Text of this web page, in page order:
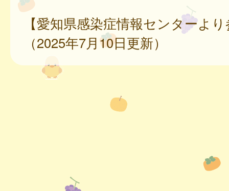
【愛知県感染症情報センターよ
（2025年7月10日更新）